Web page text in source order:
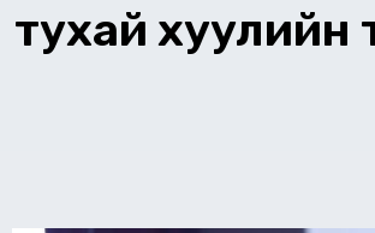
тухай хуулийн